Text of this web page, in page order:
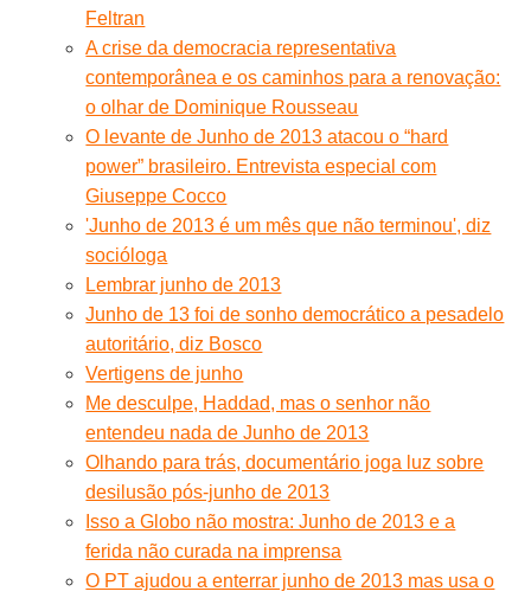
Feltran
A crise da democracia representativa
contemporânea e os caminhos para a renovação:
o olhar de Dominique Rousseau
O levante de Junho de 2013 atacou o “hard
power” brasileiro. Entrevista especial com
Giuseppe Cocco
'Junho de 2013 é um mês que não terminou', diz
socióloga
Lembrar junho de 2013
Junho de 13 foi de sonho democrático a pesadelo
autoritário, diz Bosco
Vertigens de junho
Me desculpe, Haddad, mas o senhor não
entendeu nada de Junho de 2013
Olhando para trás, documentário joga luz sobre
desilusão pós-junho de 2013
Isso a Globo não mostra: Junho de 2013 e a
ferida não curada na imprensa
O PT ajudou a enterrar junho de 2013 mas usa o